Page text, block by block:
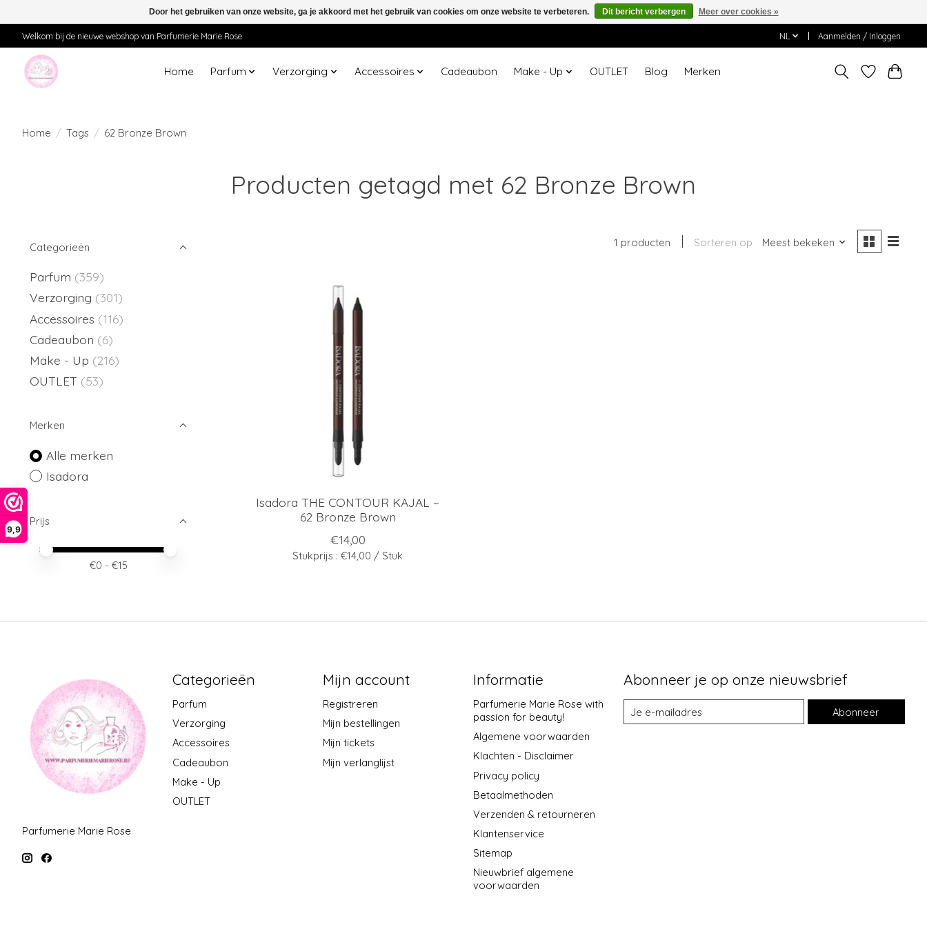
9,9
Welkom bij de nieuwe webshop van Parfumerie Marie Rose NL Aanmelden / Inloggen
Home Parfum Verzorging Accessoires Cadeaubon Make - Up OUTLET Blog Merken
Home / Tags / 62 Bronze Brown
Producten getagd met 62 Bronze Brown
Categorieën
Parfum (359)
Verzorging (301)
Accessoires (116)
Cadeaubon (6)
Make - Up (216)
OUTLET (53)
Merken
Alle merken
Isadora
Prijs
Minimale prijswaarde
Price maximum value
€0 - €15
1 producten Sorteren op Meest bekeken
Isadora THE CONTOUR KAJAL –
62 Bronze Brown
€14,00
Stukprijs : €14,00 / Stuk
Parfumerie Marie Rose
Categorieën
Parfum
Verzorging
Accessoires
Cadeaubon
Make - Up
OUTLET
Mijn account
Registreren
Mijn bestellingen
Mijn tickets
Mijn verlanglijst
Informatie
Parfumerie Marie Rose with
passion for beauty!
Algemene voorwaarden
Klachten - Disclaimer
Privacy policy
Betaalmethoden
Verzenden & retourneren
Klantenservice
Sitemap
Nieuwbrief algemene
voorwaarden
Abonneer je op onze nieuwsbrief
Abonneer
Door het gebruiken van onze website, ga je akkoord met het gebruik van cookies om onze website te verbeteren. Dit bericht verbergen Meer over cookies »